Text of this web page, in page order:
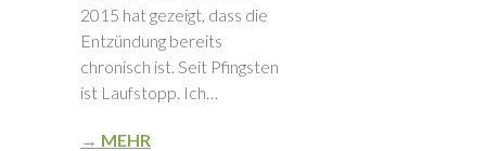
2015 hat gezeigt, dass die
Entzündung bereits
chronisch ist. Seit Pfingsten
ist Laufstopp. Ich…
→ MEHR